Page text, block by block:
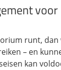
voor
runt, dan
– en
kan